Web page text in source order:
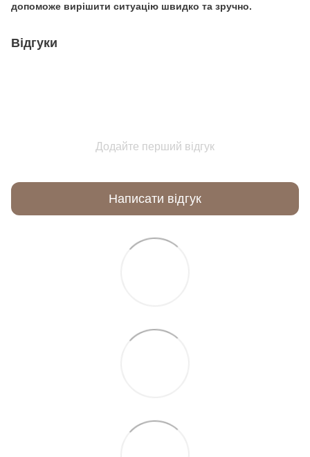
допоможе вирішити ситуацію швидко та зручно.
Відгуки
Додайте перший відгук
Написати відгук